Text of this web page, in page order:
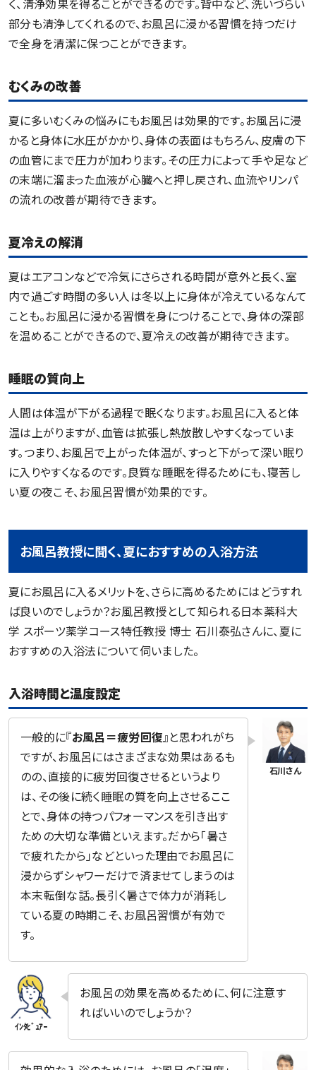
く、清浄効果を得ることができるのです。背中など、洗いづらい
部分も清浄してくれるので、お風呂に浸かる習慣を持つだけ
で全身を清潔に保つことができます。
むくみの改善
夏に多いむくみの悩みにもお風呂は効果的です。お風呂に浸
かると身体に水圧がかかり、身体の表面はもちろん、皮膚の下
の血管にまで圧力が加わります。その圧力によって手や足など
の末端に溜まった血液が心臓へと押し戻され、血流やリンパ
の流れの改善が期待できます。
夏冷えの解消
夏はエアコンなどで冷気にさらされる時間が意外と長く、室
内で過ごす時間の多い人は冬以上に身体が冷えているなんて
ことも。お風呂に浸かる習慣を身につけることで、身体の深部
を温めることができるので、夏冷えの改善が期待できます。
睡眠の質向上
人間は体温が下がる過程で眠くなります。お風呂に入ると体
温は上がりますが、血管は拡張し熱放散しやすくなっていま
す。つまり、お風呂で上がった体温が、すっと下がって深い眠り
に入りやすくなるのです。良質な睡眠を得るためにも、寝苦し
い夏の夜こそ、お風呂習慣が効果的です。
お風呂教授に聞く、夏におすすめの入浴方法
夏にお風呂に入るメリットを、さらに高めるためにはどうすれ
ば良いのでしょうか？お風呂教授として知られる日本薬科大
学 スポーツ薬学コース特任教授 博士 石川泰弘さんに、夏に
おすすめの入浴法について伺いました。
入浴時間と温度設定
一般的に『お風呂＝疲労回復』と思われがち
ですが、お風呂にはさまざまな効果はあるも
のの、直接的に疲労回復させるというより
は、その後に続く睡眠の質を向上させるここ
とで、身体の持つパフォーマンスを引き出す
ための大切な準備といえます。だから「暑さ
で疲れたから」などといった理由でお風呂に
浸からずシャワーだけで済ませてしまうのは
本末転倒な話。長引く暑さで体力が消耗し
ている夏の時期こそ、お風呂習慣が有効で
す。
お風呂の効果を高めるために、何に注意す
ればいいのでしょうか？